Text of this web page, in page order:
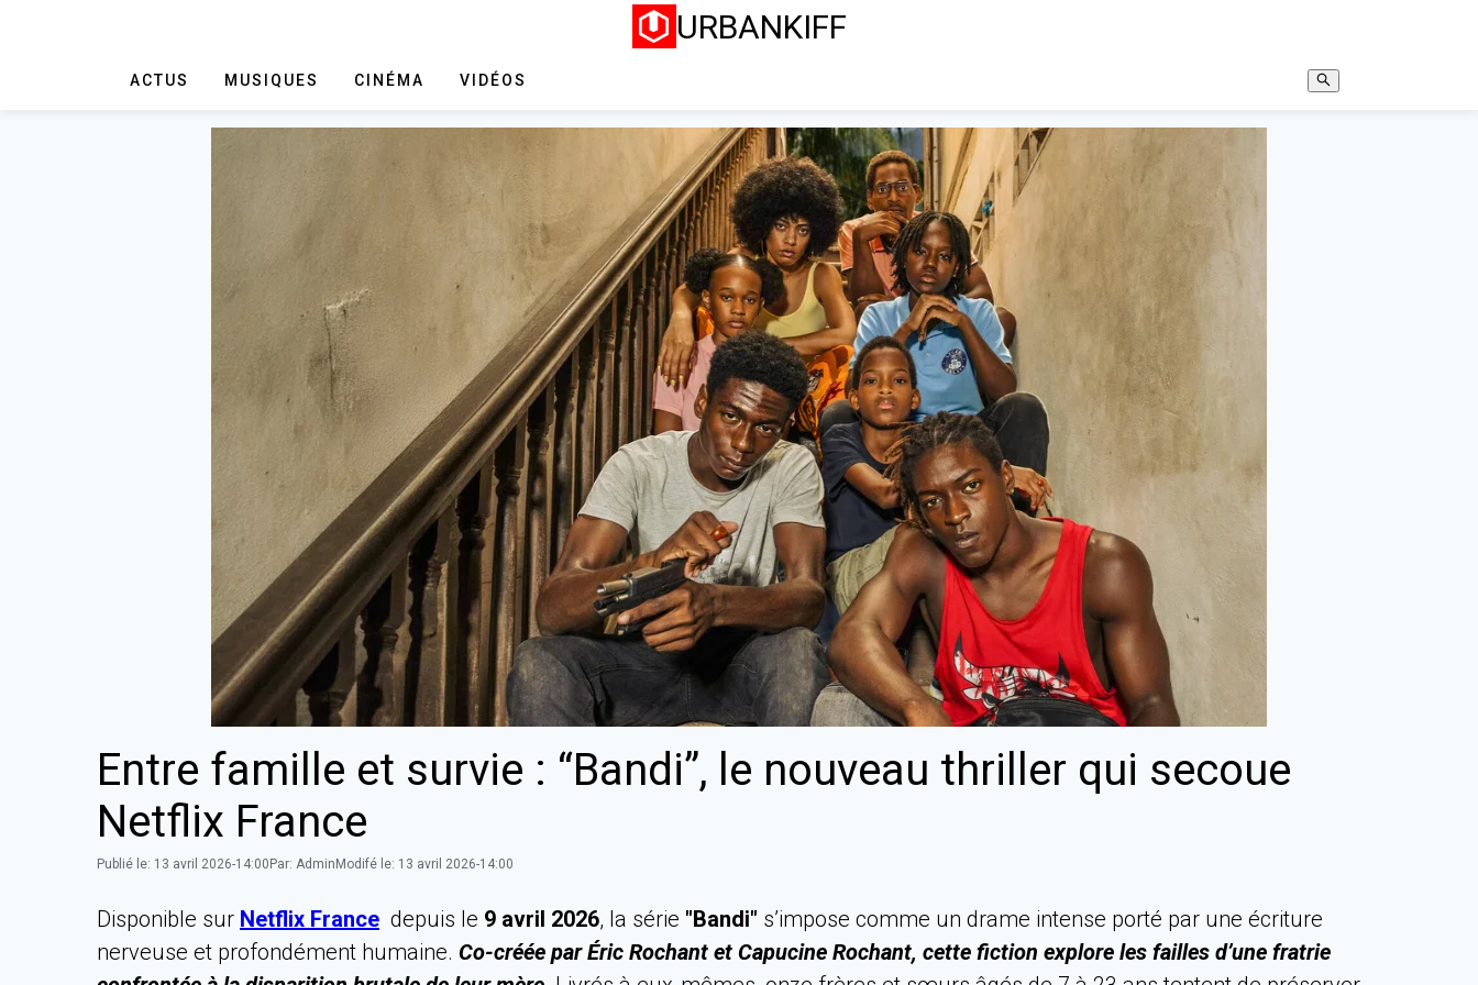
URBANKIFF
ACTUS MUSIQUES CINÉMA VIDÉOS
Entre famille et survie : “Bandi”, le nouveau thriller qui secoue
Netflix France
Publié le: 13 avril 2026-14:00 Par: Admin Modifé le: 13 avril 2026-14:00
Disponible sur Netflix France depuis le 9 avril 2026, la série "Bandi" s’impose comme un drame intense porté par une écriture
nerveuse et profondément humaine. Co-créée par Éric Rochant et Capucine Rochant, cette fiction explore les failles d’une fratrie